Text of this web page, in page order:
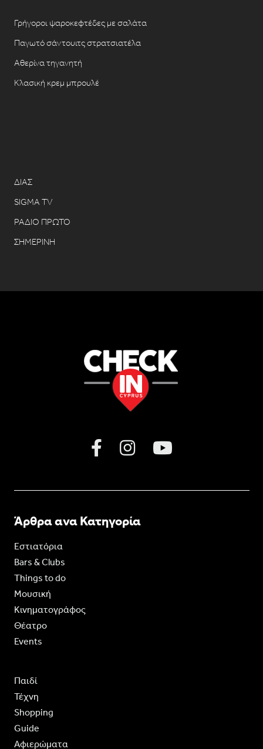
Γρήγοροι ψαροκεφτέδες με σαλάτα
Παγωτό σάντουιτς στρατσιατέλα
Αθερίνα τηγανητή
Κλασική κρεμ μπρουλέ
ΔΙΑΣ
SIGMA TV
ΡΑΔΙΟ ΠΡΩΤΟ
ΣΗΜΕΡΙΝΗ
Άρθρα ανα Κατηγορία
Εστιατόρια
Bars & Clubs
Things to do
Moυσική
Κινηματογράφος
Θέατρο
Events
Παιδί
Τέχνη
Shopping
Guide
Aφιερώματα